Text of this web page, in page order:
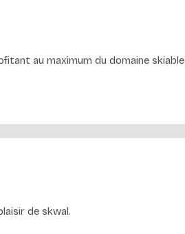
au maximum du domaine skiable
de skwal.